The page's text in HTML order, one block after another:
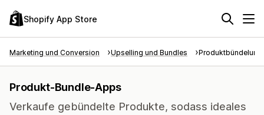
Shopify App Store
Marketing und Conversion Upselling und Bundles Produktbündelung
Produkt-Bundle-Apps
Verkaufe gebündelte Produkte, sodass ideales